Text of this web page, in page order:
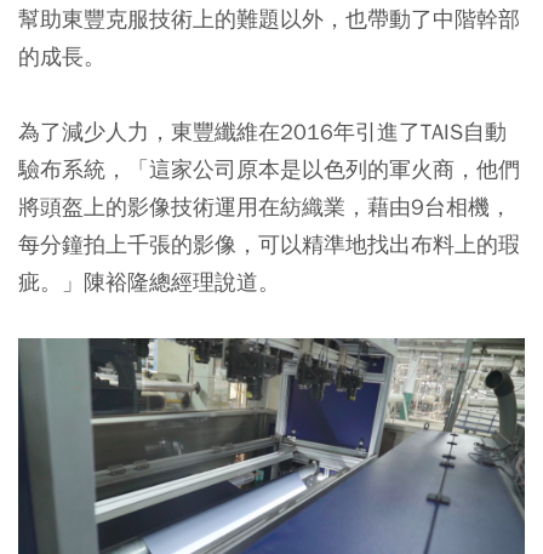
幫助東豐克服技術上的難題以外，也帶動了中階幹部
的成長。
為了減少人力，東豐纖維在2016年引進了TAIS自動
驗布系統，「這家公司原本是以色列的軍火商，他們
將頭盔上的影像技術運用在紡織業，藉由9台相機，
每分鐘拍上千張的影像，可以精準地找出布料上的瑕
疵。」陳裕隆總經理說道。